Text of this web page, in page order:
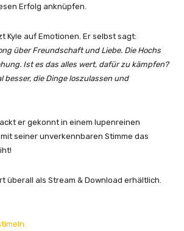
Erfolg anknüpfen.
Kyle auf Emotionen. Er selbst sagt:
über Freundschaft und Liebe. Die Hochs
Ist es das alles wert, dafür zu kämpfen?
besser, die Dinge loszulassen und
er gekonnt in einem lupenreinen
seiner unverkennbaren Stimme das
überall als Stream & Download erhältlich.